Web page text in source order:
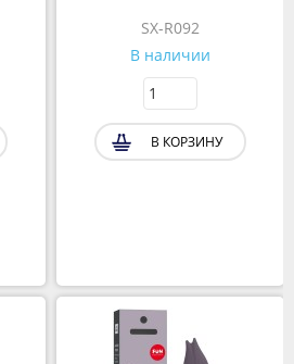
SX-R092
В наличии
В КОРЗИНУ